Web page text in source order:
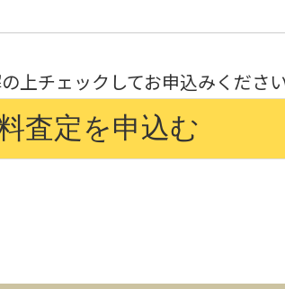
上チェックしてお申込みくださ